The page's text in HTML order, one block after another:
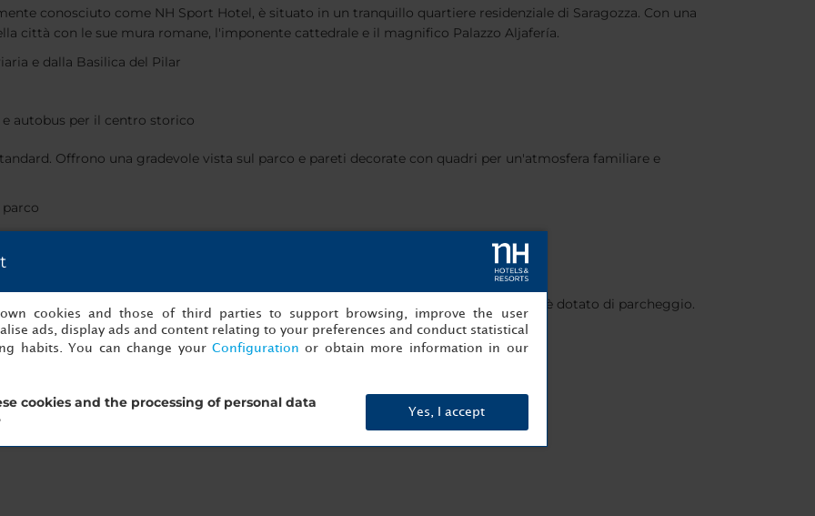
conosciuto come NH Sport Hotel, è situato in un tranquillo quartiere residenziale di Saragozza. Con una
città con le sue mura romane, l'imponente cattedrale e il magnifico Palazzo Aljafería.
e dalla Basilica del Pilar
autobus per il centro storico
Offrono una gradevole vista sul parco e pareti decorate con quadri per un'atmosfera familiare e
famiglie
di piccola taglia (costo addizionale)
ed eventi. Ogni mattina il ristorante serve la prima colazione a buffet. Inoltre l'hotel è dotato di parcheggio.
poltrone
cookies and those of third parties to support browsing, improve the user
ads, display ads and content relating to your preferences and conduct statistical
habits. You can change your Configuration or obtain more information in our
cookies and the processing of personal data
Yes, I accept